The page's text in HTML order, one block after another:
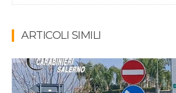
ARTICOLI SIMILI